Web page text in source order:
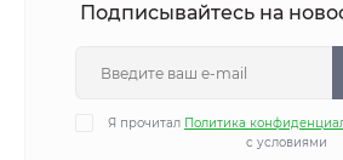
Подписывайтесь на
Я прочитал Политика
с условиями